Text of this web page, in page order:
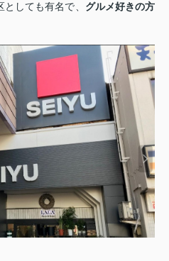
しても有名で、 グルメ好きの方